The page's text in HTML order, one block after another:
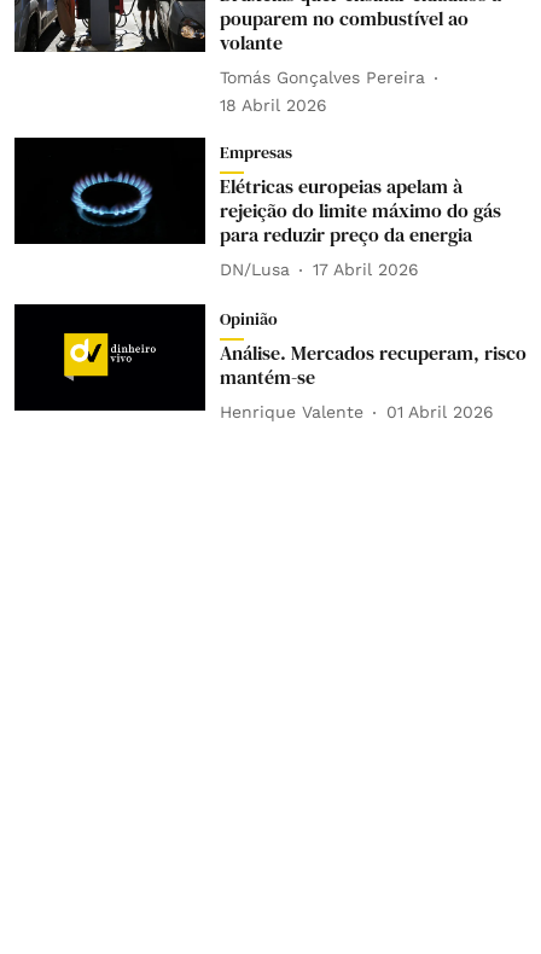
pouparem no combustível ao
volante
Tomás Gonçalves Pereira
18 Abril 2026
Empresas
Elétricas europeias apelam à
rejeição do limite máximo do gás
para reduzir preço da energia
DN/Lusa 17 Abril 2026
Opinião
Análise. Mercados recuperam, risco
mantém-se
Henrique Valente 01 Abril 2026